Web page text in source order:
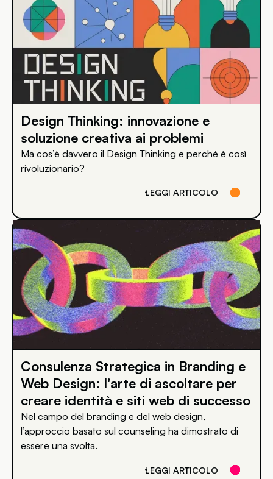
Design Thinking: innovazione e
soluzione creativa ai problemi
Ma cos’è davvero il Design Thinking e perché è così
rivoluzionario?
LEGGI ARTICOLO
Consulenza Strategica in Branding e
Web Design: l'arte di ascoltare per
creare identità e siti web di successo
Nel campo del branding e del web design,
l’approccio basato sul counseling ha dimostrato di
essere una svolta.
LEGGI ARTICOLO